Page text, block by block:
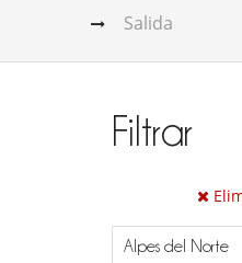
Filtrar
Alpes del Norte